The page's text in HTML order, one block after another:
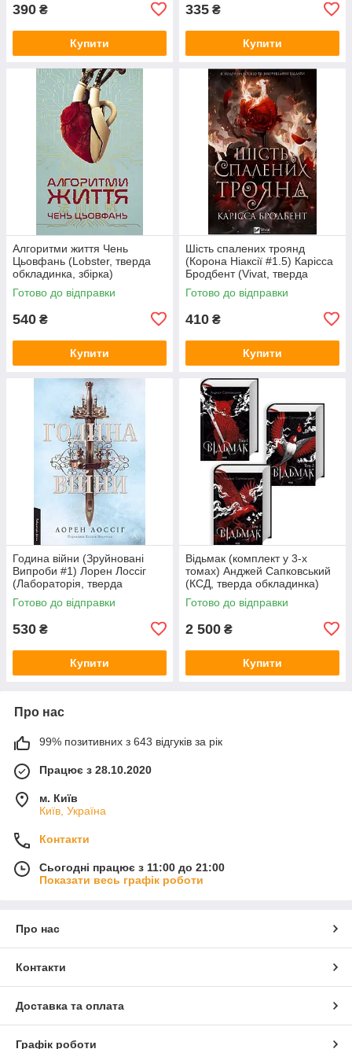
390 ₴
Купити
335 ₴
Купити
Алгоритми життя Чень
Цьовфань (Lobster, тверда
обкладинка, збірка)
Готово до відправки
540 ₴
Купити
Шість спалених троянд
(Корона Ніаксії #1.5) Карісса
Бродбент (Vivat, тверда
обкладинка, кольоровий зріз,
суперобкладинка)
Готово до відправки
410 ₴
Купити
Година війни (Зруйновані
Випроби #1) Лорен Лоссіг
(Лабораторія, тверда
обкладинка)
Готово до відправки
530 ₴
Купити
Відьмак (комплект у 3-х
томах) Анджей Сапковський
(КСД, тверда обкладинка)
Готово до відправки
2 500 ₴
Купити
Про нас
99% позитивних з 643 відгуків за рік
Працює з 28.10.2020
м. Київ
Київ, Україна
Контакти
Сьогодні працює з 11:00 до 21:00
Показати весь графік роботи
Про нас
Контакти
Доставка та оплата
Графік роботи